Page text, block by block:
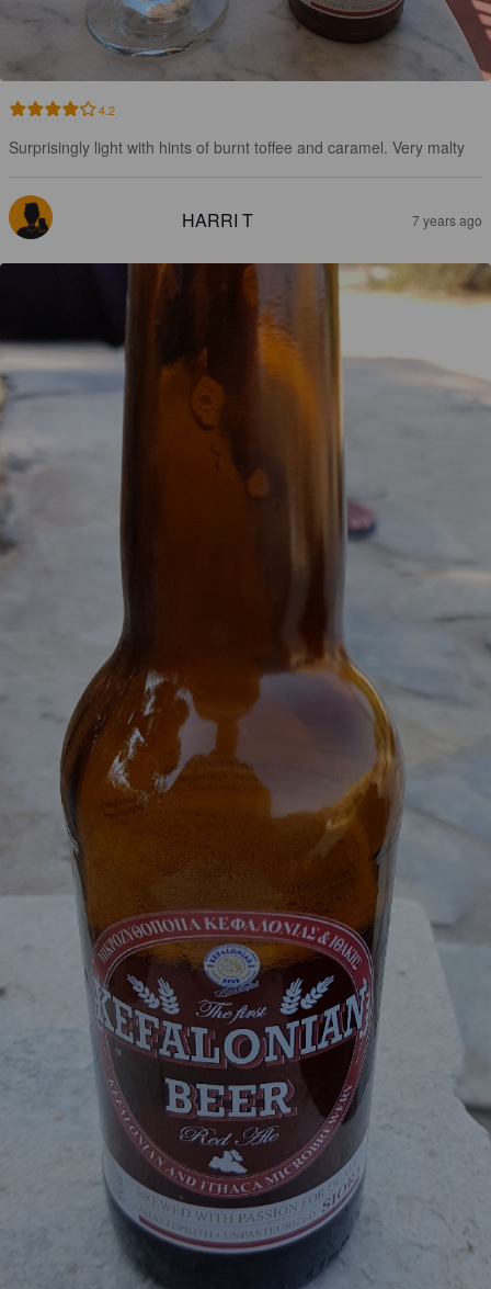
4.2
Surprisingly light with hints of burnt toffee and caramel. Very malty
HARRI T 7 years ago